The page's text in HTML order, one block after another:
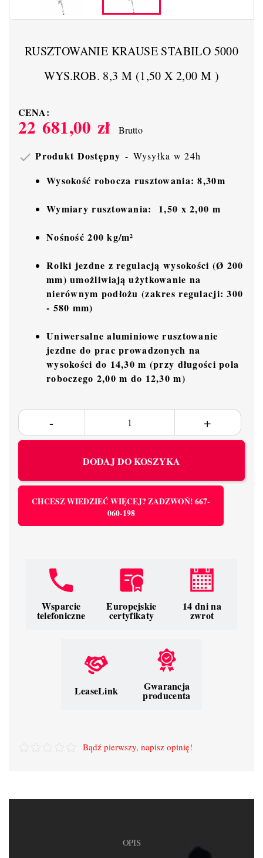
RUSZTOWANIE KRAUSE STABILO 5000
WYS.ROB. 8,3 M (1,50 X 2,00 M )
CENA:
22 681,00 zł Brutto
 Produkt Dostępny Wysyłka w 24h
Wysokość robocza rusztowania: 8,30m
Wymiary rusztowania: 1,50 x 2,00 m
Nośność 200 kg/m²
Rolki jezdne z regulacją wysokości (Ø 200
mm) umożliwiają użytkowanie na
nierównym podłożu (zakres regulacji: 300
- 580 mm)
Uniwersalne aluminiowe rusztowanie
jezdne do prac prowadzonych na
wysokości do 14,30 m (przy długości pola
roboczego 2,00 m do 12,30 m)
DODAJ DO KOSZYKA
CHCESZ WIEDZIEĆ WIĘCEJ? ZADZWOŃ! 667-
060-198
Wsparcie
telefoniczne
Europejskie
certyfikaty
14 dni na
zwrot
LeaseLink Gwarancja
producenta
Bądź pierwszy, napisz opinię!
OPIS